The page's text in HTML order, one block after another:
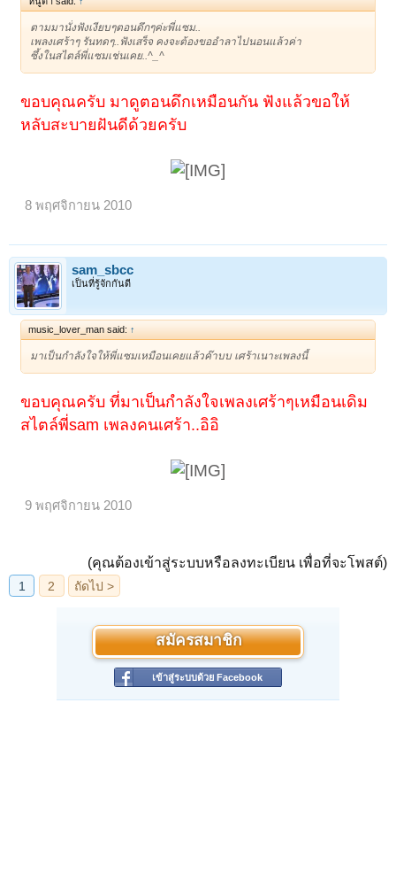
ตามมานั่งฟังเงียบๆตอนดึกๆค่ะพี่แซม..
เพลงเศร้าๆ รันทดๆ..ฟังเสร็จ คงจะต้องขออำลาไปนอนแล้วค่า
ซึ้งในสไตล์พี่แซมเช่นเคย..^_^
ขอบคุณครับ มาดูตอนดึกเหมือนกัน ฟังแล้วขอให้
หลับสะบายฝันดีด้วยครับ
8 พฤศจิกายน 2010
sam_sbcc
เป็นที่รู้จักกันดี
music_lover_man said: ↑
มาเป็นกำลังใจให้พี่แซมเหมือนเคยแล้วค๊าบบ เศร้าเนาะเพลงนี้
ขอบคุณครับ ที่มาเป็นกำลังใจเพลงเศร้าๆเหมือนเดิม
สไตล์พี่sam เพลงคนเศร้า..อิอิ
9 พฤศจิกายน 2010
(คุณต้องเข้าสู่ระบบหรือลงทะเบียน เพื่อที่จะโพสต์)
สมัครสมาชิก
เข้าสู่ระบบด้วย Facebook